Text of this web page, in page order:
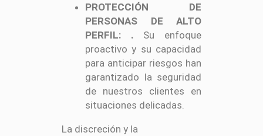
PROTECCIÓN DE
PERSONAS DE ALTO
PERFIL:
. Su enfoque
proactivo y su capacidad
para anticipar riesgos han
garantizado la seguridad
de nuestros clientes en
situaciones delicadas.
La discreción y la